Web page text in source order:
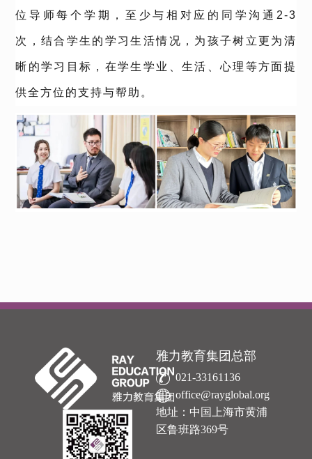
位导师每个学期，至少与相对应的同学沟通2-3
次，结合学生的学习生活情况，为孩子树立更为清
晰的学习目标，在学生学业、生活、心理等方面提
供全方位的支持与帮助。
雅力教育集团总部
021-33161136
office@rayglobal.org
地址：中国上海市黄浦
区鲁班路369号